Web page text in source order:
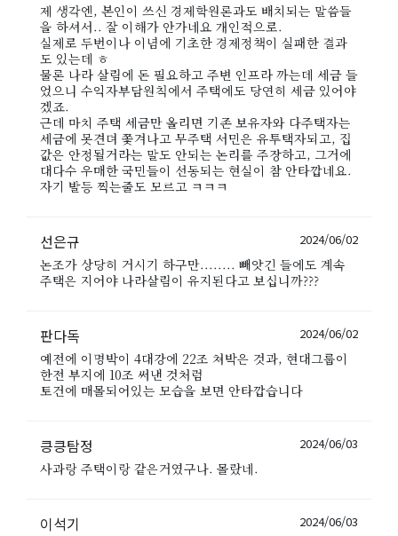
제 생각엔, 본인이 쓰신 경제학원론과도 배치되는 말씀들
을 하셔서.. 잘 이해가 안가네요 개인적으로.
실제로 두번이나 이념에 기초한 경제정책이 실패한 결과
도 있는데 ㅎ
물론 나라 살림에 돈 필요하고 주변 인프라 까는데 세금 들
었으니 수익자부담원칙에서 주택에도 당연히 세금 있어야
겠죠.
근데 마치 주택 세금만 올리면 기존 보유자와 다주택자는
세금에 못견뎌 쫓겨나고 무주택 서민은 유투택자되고, 집
값은 안정될거라는 말도 안되는 논리를 주장하고, 그거에
대다수 우매한 국민들이 선동되는 현실이 참 안타깝네요.
자기 발등 찍는줄도 모르고 ㅋㅋㅋ
선은규 2024/06/02
논조가 상당히 거시기 하구만........ 빼앗긴 들에도 계속
주택은 지어야 나라살림이 유지된다고 보십니까???
판다독 2024/06/02
예전에 이명박이 4대강에 22조 쳐박은 것과, 현대그룹이
한전 부지에 10조 써낸 것처럼
토건에 매몰되어있는 모습을 보면 안타깝습니다
킁킁탐정 2024/06/03
사과랑 주택이랑 같은거였구나. 몰랐네.
이석기 2024/06/03